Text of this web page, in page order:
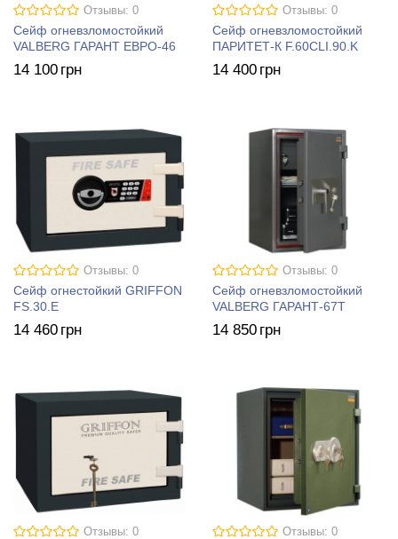
Отзывы: 0
Сейф огневзломостойкий
VALBERG ГАРАНТ ЕВРО-46
14 100 грн
Отзывы: 0
Сейф огневзломостойкий
ПАРИТЕТ-К F.60CLI.90.K
14 400 грн
Отзывы: 0
Сейф огнестойкий GRIFFON
FS.30.E
14 460 грн
Отзывы: 0
Сейф огневзломостойкий
VALBERG ГАРАНТ-67T
14 850 грн
Отзывы: 0 Отзывы: 0